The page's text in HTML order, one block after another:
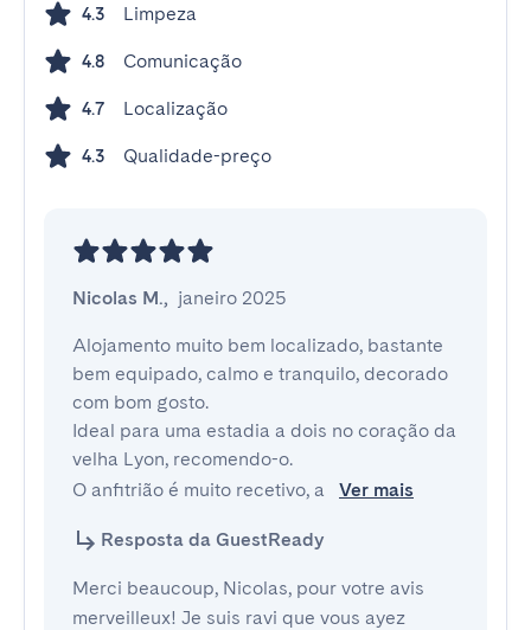
4.3 Limpeza
4.8 Comunicação
4.7 Localização
4.3 Qualidade-preço
Nicolas M., janeiro 2025
Alojamento muito bem localizado, bastante
bem equipado, calmo e tranquilo, decorado
com bom gosto.
Ideal para uma estadia a dois no coração da
velha Lyon, recomendo-o.
O anfitrião é muito recetivo, a
Ver mais
Resposta da GuestReady
Merci beaucoup, Nicolas, pour votre avis
merveilleux! Je suis ravi que vous ayez